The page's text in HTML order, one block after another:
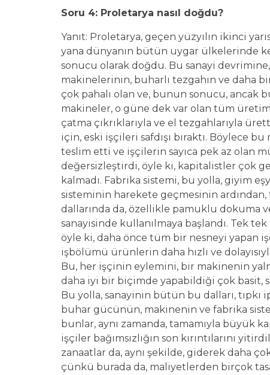
Soru 4: Proletarya nasıl doğdu?
Yanıt: Proletarya, geçen yüzyılın ikinci
yana dünyanın bütün uygar ülkelerinde
sonucu olarak doğdu. Bu sanayi
makinelerinin, buharlı tezgahın ve daha
çok pahalı olan ve, bunun sonucu, ancak
makineler, o güne dek var olan tüm
çatma çıkrıklarıyla ve el tezgahlarıyla
için, eski işçileri safdışı bıraktı. Böylece
teslim etti ve işçilerin sayıca pek az olan
değersizleştirdi, öyle ki, kapitalistler çok
kalmadı. Fabrika sistemi, bu yolla, giyim
sisteminin harekete geçmesinin
dallarında da, özellikle pamuklu dokuma
sanayisinde kullanılmaya başlandı. Tek
öyle ki, daha önce tüm bir nesneyi yapan
işbölümü ürünlerin daha hızlı ve
Bu, her işçinin eylemini, bir makinenin
daha iyi bir biçimde yapabildiği çok
Bu yolla, sanayinin bütün bu dalları,
buhar gücünün, makinenin ve fabrika
bunlar, aynı zamanda, tamamıyla büyük
işçiler bağımsızlığın son kırıntılarını
zanaatlar da, aynı şekilde, giderek daha
çünkü burada da, maliyetlerden birçok